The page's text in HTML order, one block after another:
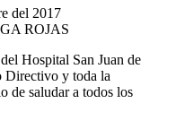
del 2017
ROJAS
Hospital San Juan de
Directivo y toda la
de saludar a todos los